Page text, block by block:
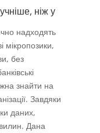
ніж у
надходять
мікропозики,
без
знайти на
Завдяки
даних,
Дана